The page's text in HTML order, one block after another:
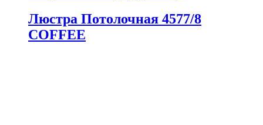
Люстра Потолочная 4577/8
COFFEE